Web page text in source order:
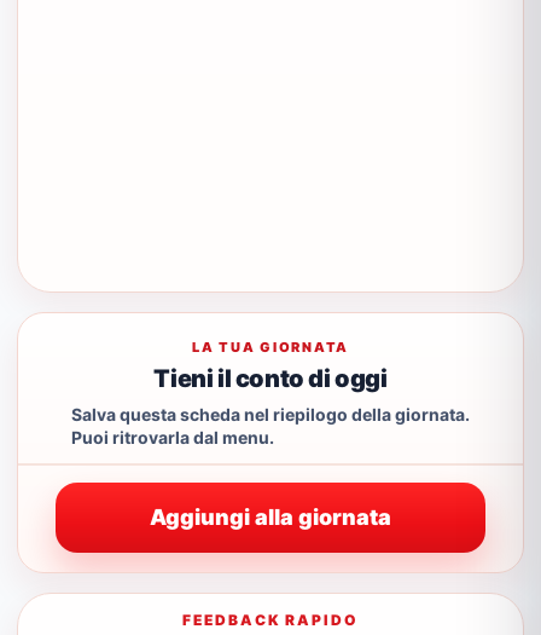
LA TUA GIORNATA
Tieni il conto di oggi
Salva questa scheda nel riepilogo della giornata.
Puoi ritrovarla dal menu.
Aggiungi alla giornata
FEEDBACK RAPIDO